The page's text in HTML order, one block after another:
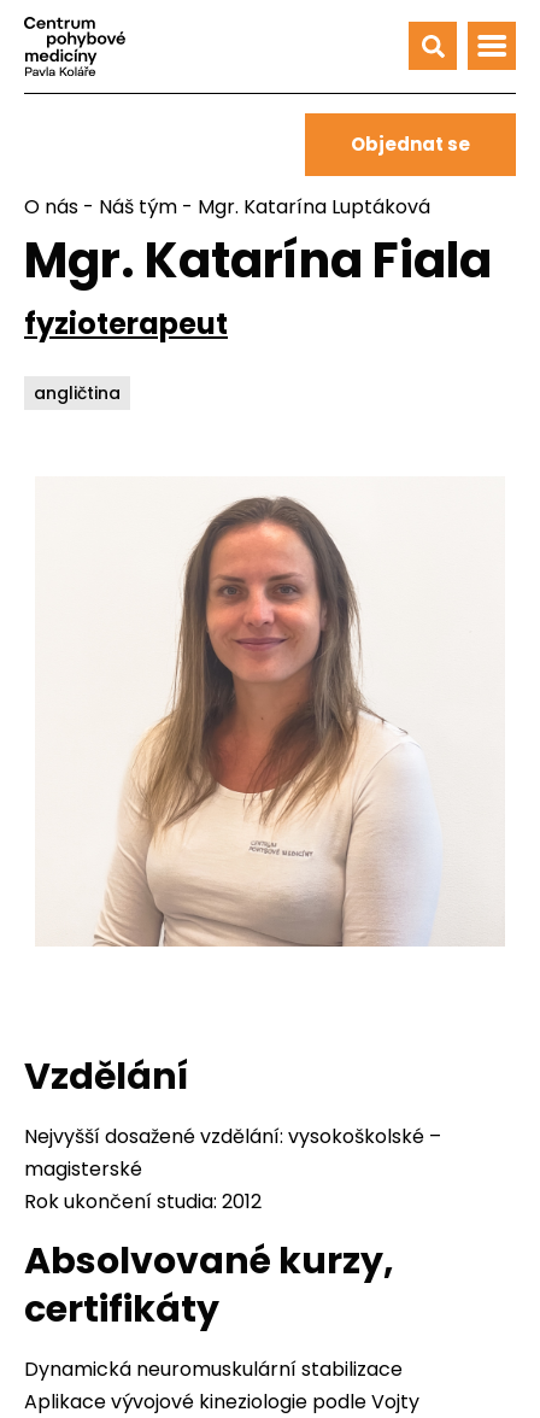
Objednat se
O nás - Náš tým - Mgr. Katarína Luptáková
Mgr. Katarína Fiala
fyzioterapeut
angličtina
Vzdělání
Nejvyšší dosažené vzdělání: vysokoškolské –
magisterské
Rok ukončení studia: 2012
Absolvované kurzy,
certifikáty
Dynamická neuromuskulární stabilizace
Aplikace vývojové kineziologie podle Vojty